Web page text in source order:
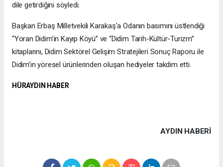
dile getirdiğini söyledi.
Başkan Erbaş Milletvekili Karakaş'a Odanın basımını üstlendiği
“Yoran Didim’in Kayıp Köyü” ve “Didim Tarih-Kültür-Turizm”
kitaplarını, Didim Sektörel Gelişim Stratejileri Sonuç Raporu ile
Didim’in yöresel ürünlerinden oluşan hediyeler takdim etti.
HÜRAYDIN HABER
AYDIN HABERİ